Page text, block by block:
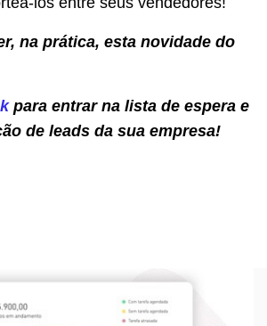
na prática, esta novidade do
para entrar na lista de espera e
de leads da sua empresa!